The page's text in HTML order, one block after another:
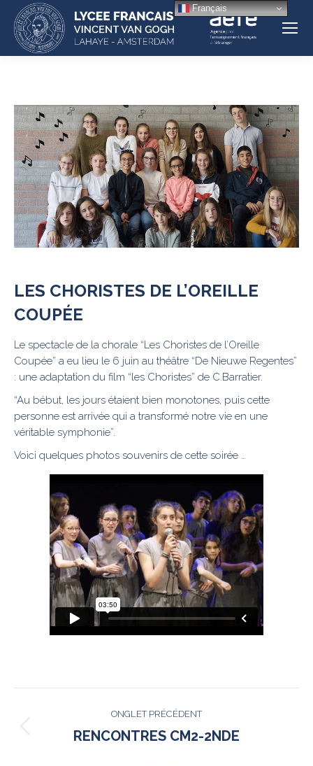
LES CHORISTES DE L’OREILLE
COUPÉE
Le spectacle de la chorale “Les Choristes de l’Oreille
Coupée” a eu lieu le 6 juin au théâtre “De Nieuwe Regentes”
: une adaptation du film “les Choristes” de C.Barratier.
“Au bébut, les jours étaient bien monotones, puis cette
personne est arrivée qui a transformé notre vie en une
véritable symphonie”.
Voici quelques photos souvenirs de cette soirée …
DE
ONGLET PRÉCÉDENT
Onglet
RENCONTRES CM2-2NDE
Français